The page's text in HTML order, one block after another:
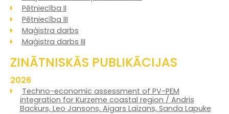
Pētniecība II
Pētniecība III
Maģistra darbs
Maģistra darbs III
ZINĀTNISKĀS PUBLIKĀCIJAS
2026
Techno-economic assessment of PV-PEM
integration for Kurzeme coastal region / Andris
Backurs, Leo Jansons, Aigars Laizans, Sanda Lapuke